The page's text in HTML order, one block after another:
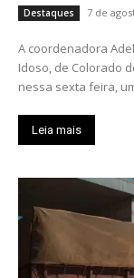
Destaques 7 de
A coordenadora
Idoso, de Colorado
nessa sexta feira,
Leia mais